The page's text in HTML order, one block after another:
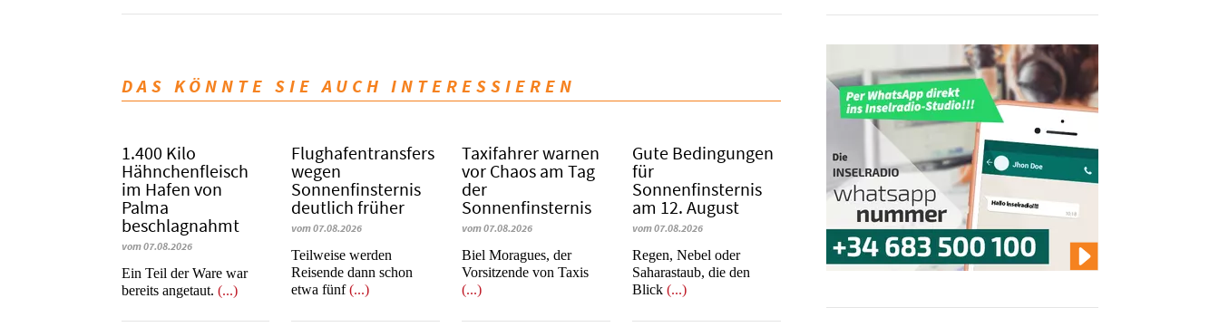
DAS KÖNNTE SIE AUCH INTERESSIEREN
1.400 Kilo
Hähnchenfleisch
im Hafen von
Palma
beschlagnahmt
vom 07.08.2026
​​​​​​​Ein Teil der Ware war
bereits angetaut. (...)
Flughafentransfers
wegen
Sonnenfinsternis
deutlich früher
vom 07.08.2026
Teilweise werden
Reisende dann schon
etwa fünf(...)
Taxifahrer warnen
vor Chaos am Tag
der
Sonnenfinsternis
vom 07.08.2026
​​​​​​​Biel Moragues, der
Vorsitzende von Taxis
(...)
Gute Bedingungen
für
Sonnenfinsternis
am 12. August
vom 07.08.2026
Regen, Nebel oder
Saharastaub, die den
Blick(...)